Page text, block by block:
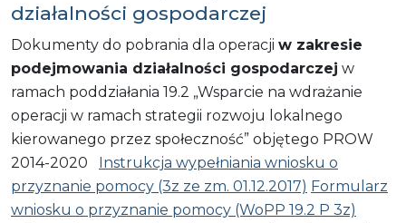
działalności gospodarczej
Dokumenty do pobrania dla operacji w zakresie
podejmowania działalności gospodarczej w
ramach poddziałania 19.2 „Wsparcie na wdrażanie
operacji w ramach strategii rozwoju lokalnego
kierowanego przez społeczność” objętego PROW
2014-2020 Instrukcja wypełniania wniosku o
przyznanie pomocy (3z ze zm. 01.12.2017) Formularz
wniosku o przyznanie pomocy (WoPP 19.2 P 3z)